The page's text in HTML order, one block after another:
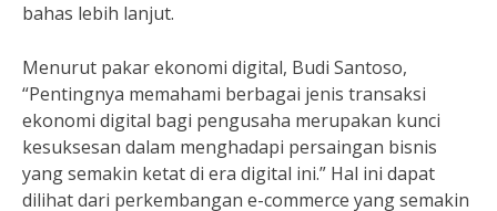
bahas lebih lanjut.
Menurut pakar ekonomi digital, Budi Santoso,
“Pentingnya memahami berbagai jenis transaksi
ekonomi digital bagi pengusaha merupakan kunci
kesuksesan dalam menghadapi persaingan bisnis
yang semakin ketat di era digital ini.” Hal ini dapat
dilihat dari perkembangan e-commerce yang semakin